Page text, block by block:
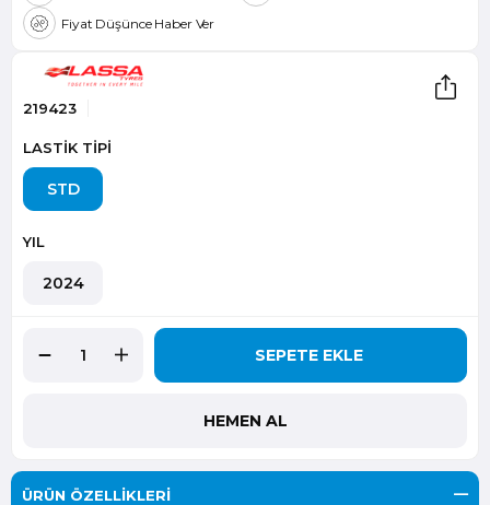
Fiyat Düşünce Haber Ver
219423
LASTİK TİPİ
STD
YIL
2024
ÜRÜN ÖZELLIKLERI